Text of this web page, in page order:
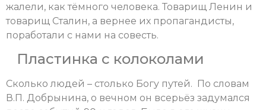
жалели, как тёмного человека. Товарищ Ленин и
товарищ Сталин, а вернее их пропагандисты,
поработали с нами на совесть.
Пластинка с колоколами
Сколько людей – столько Богу путей. По словам
В.П. Добрынина, о вечном он всерьёз задумался